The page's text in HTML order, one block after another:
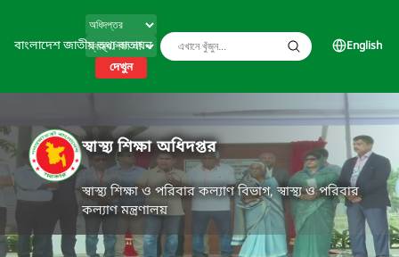
বাংলাদেশ জাতীয় তথ্য বাতায়ন
দেখুন
English
স্বাস্থ্য শিক্ষা অধিদপ্তর
স্বাস্থ্য শিক্ষা ও পরিবার কল্যাণ বিভাগ, স্বাস্থ্য ও পরিবার
কল্যাণ মন্ত্রণালয়